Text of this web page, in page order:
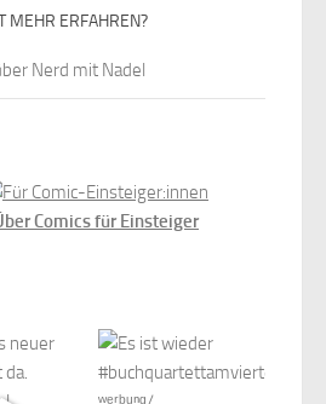
MEHR ERFAHREN?
Nerd mit Nadel
Comics für Einsteiger